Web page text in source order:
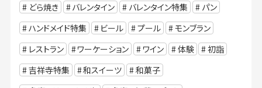
どら焼き
バレンタイン バレンタイン特集
パン
ハンドメイド特集
ビール プール
モンブラン
レストラン
ワーケーション ワイン 体験
初詣
吉祥寺特集
和スイーツ
和菓子